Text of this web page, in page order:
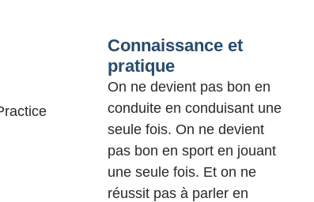
Connaissance et
pratique
On ne devient pas bon en
conduite en conduisant une
seule fois. On ne devient
pas bon en sport en jouant
une seule fois. Et on ne
réussit pas à parler en